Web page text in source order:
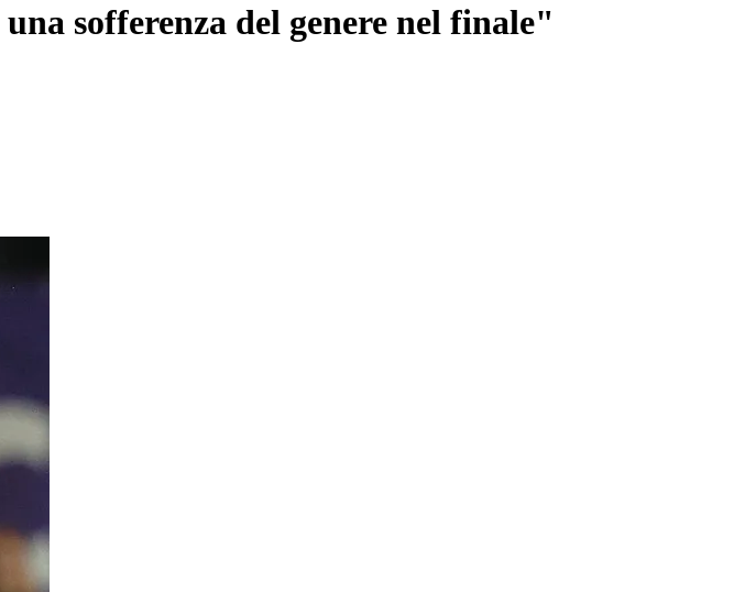
sofferenza del genere nel finale"